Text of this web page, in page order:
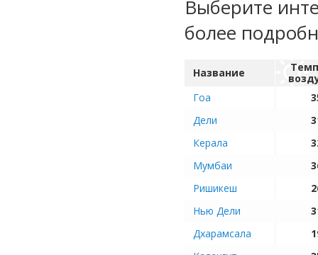
Выберите
более
Название
Гоа
Дели
Керала
Мумбаи
Ришикеш
Нью Дели
Дхарамсала